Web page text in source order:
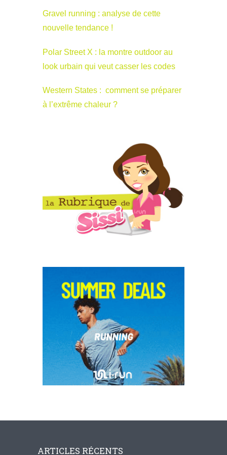
Gravel running : analyse de cette
nouvelle tendance !
Polar Street X : la montre outdoor au
look urbain qui veut casser les codes
Western States : comment se préparer
à l’extrême chaleur ?
ARTICLES RÉCENTS